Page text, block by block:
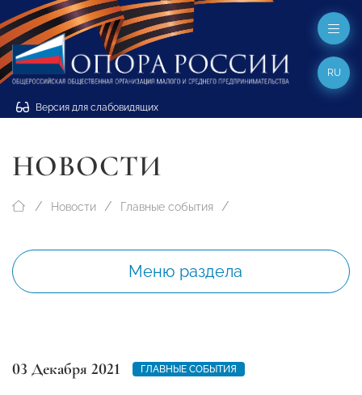
Версия для слабовидящих
RU
НОВОСТИ
Новости Главные события
Меню раздела
03 Декабря 2021 ГЛАВНЫЕ СОБЫТИЯ